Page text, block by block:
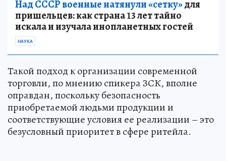
Над СССР военные натянули «сетку»для
пришельцев: как страна 13 лет тайно
искала и изучала инопланетных гостей
Такой подход к организации современной
торговли, по мнению спикера ЗСК, вполне
оправдан, поскольку безопасность
приобретаемой людьми продукции и
соответствующие условия ее реализации – это